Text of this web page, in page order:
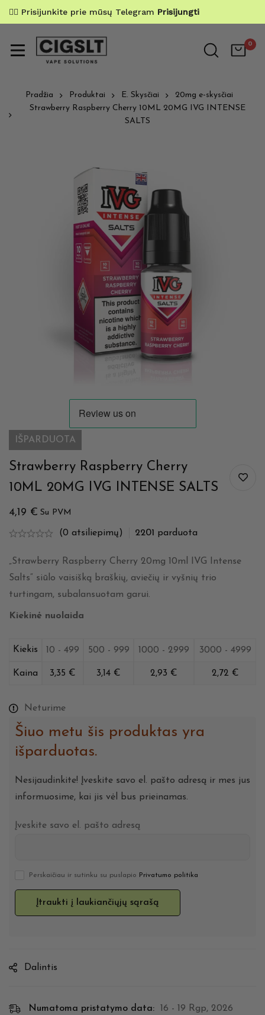
✌🏼 Prisijunkite prie mūsų Telegram Prisijungti
0
Pradžia Produktai E. Skysčiai
20mg e-skysčiai
Strawberry Raspberry Cherry 10ML 20MG IVG INTENSE
SALTS
IŠPARDUOTA
Strawberry Raspberry Cherry
10ML 20MG IVG INTENSE SALTS
4,19 € Su PVM
(0 atsiliepimų) 2201 parduota
„Strawberry Raspberry Cherry 20mg 10ml IVG Intense
Salts“ siūlo vaisišką braškių, aviečių ir vyšnių trio
turtingam, subalansuotam garui.
Kiekinė nuolaida
Kiekis 10 - 499 500 - 999 1000 - 2999 3000 - 4999
Kaina 3,35 € 3,14 € 2,93 € 2,72 €
Neturime
Šiuo metu šis produktas yra
išparduotas.
Nesijaudinkite! Įveskite savo el. pašto adresą ir mes jus
informuosime, kai jis vėl bus prieinamas.
Įveskite savo el. pašto adresą
Perskaičiau ir sutinku su puslapio Privatumo politika
Dalintis
Numatoma pristatymo data: 16 - 19 Rgp, 2026